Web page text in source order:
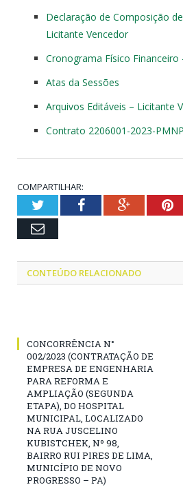
Declaração de Composição
Licitante Vencedor
Cronograma Físico
Atas da Sessões
Arquivos Editáveis – Licitante
Contrato 2206001-2023-PMNP
COMPARTILHAR:
TwitterFacebookGoogle+
Email
CONTEÚDO RELACIONADO
CONCORRÊNCIA N°
002/2023 (CONTRATAÇÃO DE
EMPRESA DE ENGENHARIA
PARA REFORMA E
AMPLIAÇÃO (SEGUNDA
ETAPA), DO HOSPITAL
MUNICIPAL, LOCALIZADO
NA RUA JUSCELINO
KUBISTCHEK, Nº 98,
BAIRRO RUI PIRES DE LIMA,
MUNICÍPIO DE NOVO
PROGRESSO – PA)